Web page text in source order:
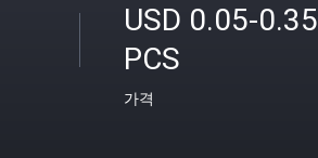
USD 0.05-0.35
PCS
가격